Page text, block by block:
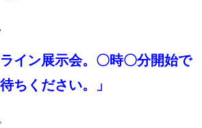
ライン展示会。〇時〇分開始で
ちください。」